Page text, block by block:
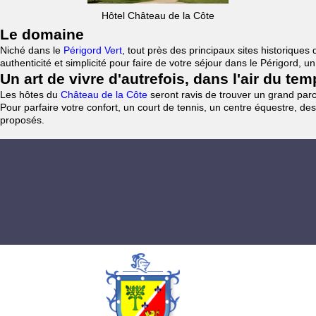
Hôtel Château de la Côte
Le domaine
Niché dans le Périgord Vert , tout près des principaux sites
authenticité et simplicité pour faire de votre séjour dans le Périgord,
Un art de vivre d'autrefois, dans l'air du
Les hôtes du Château de la Côte seront ravis de trouver un grand
Pour parfaire votre confort, un court de tennis, un centre équestre,
proposés.